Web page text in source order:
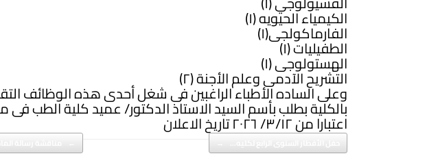
الكيمياء الحيويه (١)
الفارماكولجى(١)
الطفيليات (١)
الهستولوجى (١)
التشريح الآدمى وعلم الأجنة (٢)
وعلى الساده الأطباء الراغبين فى شغل أحدى هذه الوظائف
بالكلية بطلب بأسم السيد الاستاذ الدكتور/ عميد كلية الطب
اعتبارا من ٣/١٢/ ٢٠٢٦ تاريخ الاعلان
Post navigation